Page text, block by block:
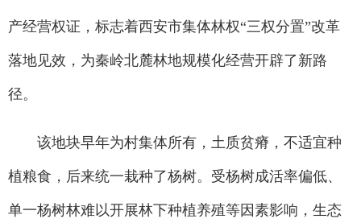
产经营权证，标志着西安市集体林权“三权分置”改革
落地见效，为秦岭北麓林地规模化经营开辟了新路
径。
该地块早年为村集体所有，土质贫瘠，不适宜种
植粮食，后来统一栽种了杨树。受杨树成活率偏低、
单一杨树林难以开展林下种植养殖等因素影响，生态